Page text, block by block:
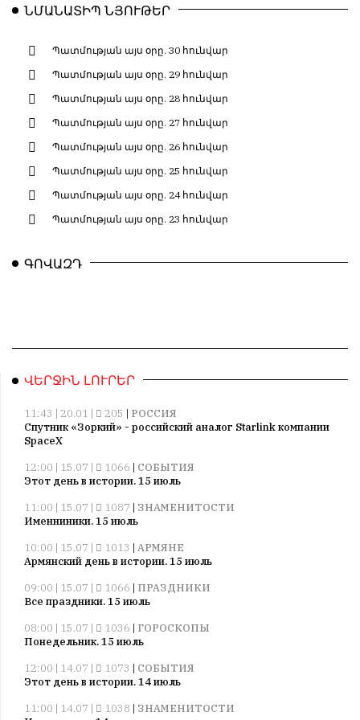
ՆՄԱՆԱՏԻՊ ՆՅՈՒԹԵՐ
Պատմության այս օրը. 30 հունվար
Պատմության այս օրը. 29 հունվար
Պատմության այս օրը. 28 հունվար
Պատմության այս օրը. 27 հունվար
Պատմության այս օրը. 26 հունվար
Պատմության այս օրը. 25 հունվար
Պատմության այս օրը. 24 հունվար
Պատմության այս օրը. 23 հունվար
ԳՈՎԱԶԴ
ՎԵՐՋԻՆ ԼՈՒՐԵՐ
11:43 | 20.01 | 205 | РОССИЯ
Спутник «Зоркий» - российский аналог Starlink компании
SpaceX
12:00 | 15.07 |
1066 | СОБЫТИЯ
Этот день в истории. 15 июль
11:00 | 15.07 |
1087 | ЗНАМЕНИТОСТИ
Именниники. 15 июль
10:00 | 15.07 |
1013 | АРМЯНЕ
Армянский день в истории. 15 июль
09:00 | 15.07 |
1066 | ПРАЗДНИКИ
Все праздники. 15 июль
08:00 | 15.07 |
1036 | ГОРОСКОПЫ
Понедельник. 15 июль
12:00 | 14.07 |
1073 | СОБЫТИЯ
Этот день в истории. 14 июль
11:00 | 14.07 |
1038 | ЗНАМЕНИТОСТИ